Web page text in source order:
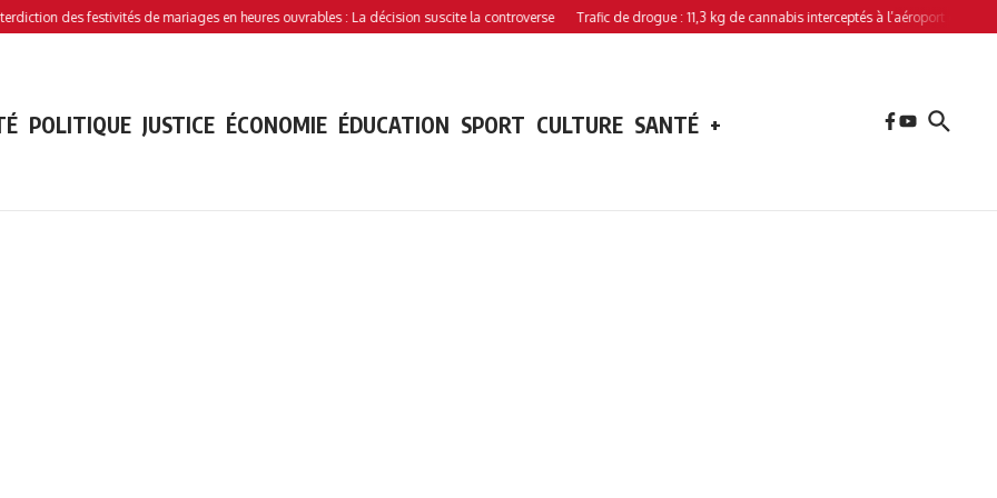
des festivités de mariages en heures ouvrables : La décision suscite la controverse Trafic de drogue : 11,3 kg de cannabis interceptés à l’aéroport de Hahaya
POLITIQUE JUSTICE ÉCONOMIE ÉDUCATION SPORT CULTURE SANTÉ +